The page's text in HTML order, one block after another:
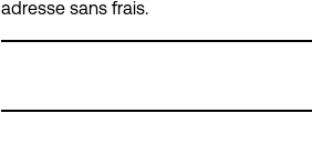
adresse sans frais.